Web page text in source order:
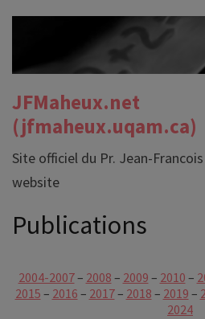
Entrée)
JFMaheux.net
(jfmaheux.uqam.ca)
Site officiel du Pr. Jean-
website
Publications
2004-2007– 2008 – 2009 – 2010 –
2015 – 2016 – 2017– 2018 – 2019 –
2024